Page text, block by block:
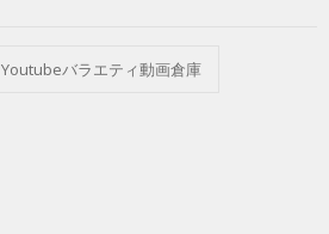
Youtubeバラエティ動画倉庫